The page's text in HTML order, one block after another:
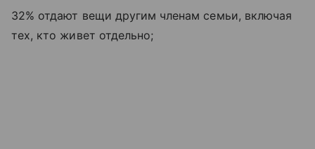
32% отдают вещи другим членам семьи, включая
тех, кто живет отдельно;